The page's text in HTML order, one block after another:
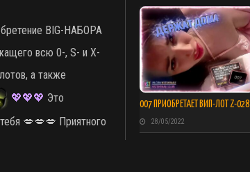
007 ПРИОБРЕТАЕТ ВИП-ЛОТ Z-028
28/05/2022
BIG-НАБОРА
всю 0-, S- и X-
а также
💖💖💖 Это
💋💋💋 Приятного